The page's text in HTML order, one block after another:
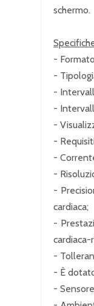
schermo.
-
-
-
-
-
-
-
-
-
cardiaca;
-
-
- È
-